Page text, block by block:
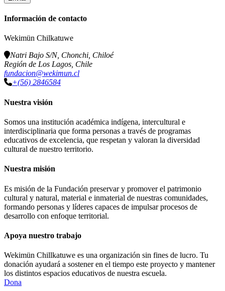
Información de contacto
Wekimün Chilkatuwe
Natri Bajo S/N, Chonchi, Chiloé
Región de Los Lagos, Chile
fundacion@wekimun.cl
+(56) 2846584
Nuestra visión
Somos una institución académica indígena, intercultural e
interdisciplinaria que forma personas a través de programas
educativos de excelencia, que respetan y valoran la diversidad
cultural de nuestro territorio.
Nuestra misión
Es misión de la Fundación preservar y promover el patrimonio
cultural y natural, material e inmaterial de nuestras comunidades,
formando personas y líderes capaces de impulsar procesos de
desarrollo con enfoque territorial.
Apoya nuestro trabajo
Wekimün Chillkatuwe es una organización sin fines de lucro. Tu
donación ayudará a sostener en el tiempo este proyecto y mantener
los distintos espacios educativos de nuestra escuela.
Dona